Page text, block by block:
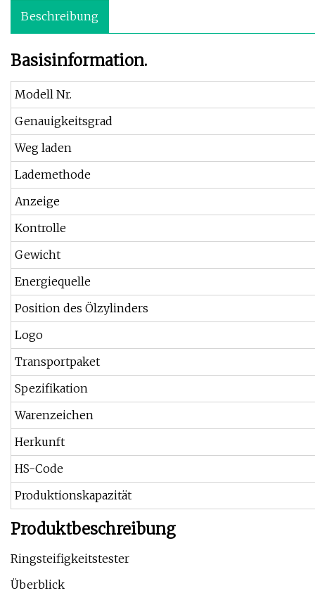
Beschreibung
Basisinformation.
Modell Nr.
Genauigkeitsgrad
Weg laden
Lademethode
Anzeige
Kontrolle
Gewicht
Energiequelle
Position des Ölzylinders
Logo
Transportpaket
Spezifikation
Warenzeichen
Herkunft
HS-Code
Produktionskapazität
Produktbeschreibung
Ringsteifigkeitstester
Überblick